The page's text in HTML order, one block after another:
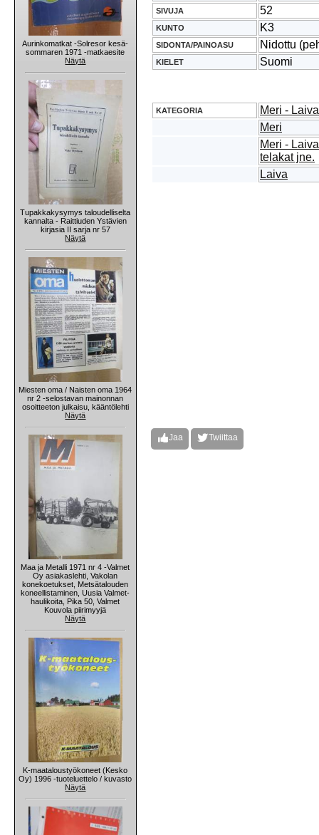
Aurinkomatkat -Solresor kesä-
sommaren 1971 -matkaesite
Näytä
Tupakkakysymys taloudelliselta
kannalta - Raittiuden Ystävien
kirjasia II sarja nr 57
Näytä
Miesten oma / Naisten oma 1964
nr 2 -selostavan mainonnan
osoitteeton julkaisu, kääntölehti
Näytä
Maa ja Metalli 1971 nr 4 -Valmet
Oy asiakaslehti, Vakolan
konekoetukset, Metsätalouden
koneellistaminen, Uusia Valmet-
haulikoita, Pika 50, Valmet
Kouvola piirimyyjä
Näytä
K-maataloustyökoneet (Kesko
Oy) 1996 -tuoteluettelo / kuvasto
Näytä
SIVUJA 52
KUNTO K3
SIDONTA/PAINOASU Nidottu
KIELET Suomi
KATEGORIA
Meri -
Meri
Meri -
telakat jne.
Laiva
Jaa Twiittaa